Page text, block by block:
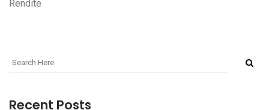
Rendite
Recent Posts